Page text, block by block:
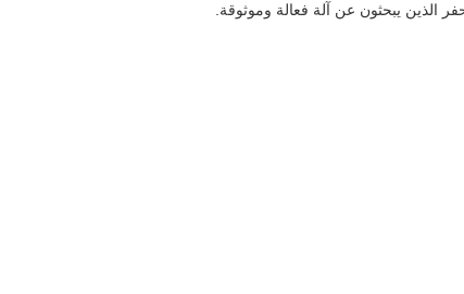
الذين يبحثون عن آلة فعالة وموثوقة.